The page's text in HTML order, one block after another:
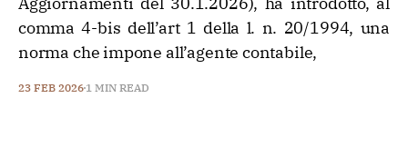
comma 4-bis dell’art 1 della l. n. 20/1994, una
norma che impone all’agente contabile,
23 FEB 2026 1 MIN READ